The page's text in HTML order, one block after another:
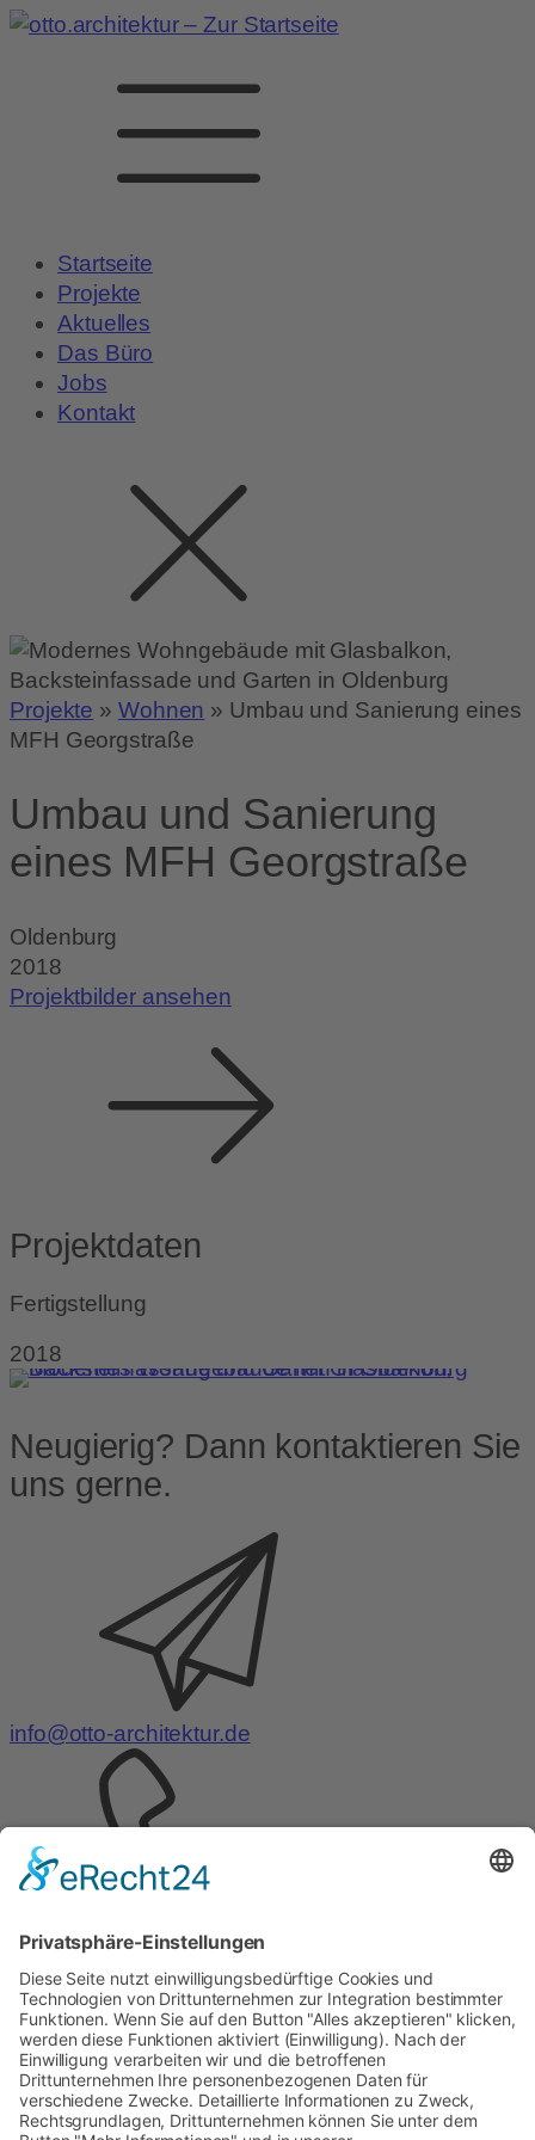
Startseite
Projekte
Aktuelles
Das Büro
Jobs
Kontakt
Projekte » Wohnen » Umbau und Sanierung eines
MFH Georgstraße
Umbau und Sanierung
eines MFH Georgstraße
Oldenburg
2018
Projektbilder ansehen
Projektdaten
Fertigstellung
2018
Neugierig? Dann kontaktieren Sie
uns gerne.
info@otto-architektur.de
Telefon:0441 – 999575-0
29